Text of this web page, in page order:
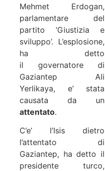
Mehmet Erdogan,
parlamentare del
partito ‘Giustizia e
sviluppo’. L’esplosione,
ha detto
il governatore di
Gaziantep Ali
Yerlikaya, e’ stata
causata da un
attentato.
C’e’ l’Isis dietro
l’attentato di
Gaziantep, ha detto il
presidente turco,